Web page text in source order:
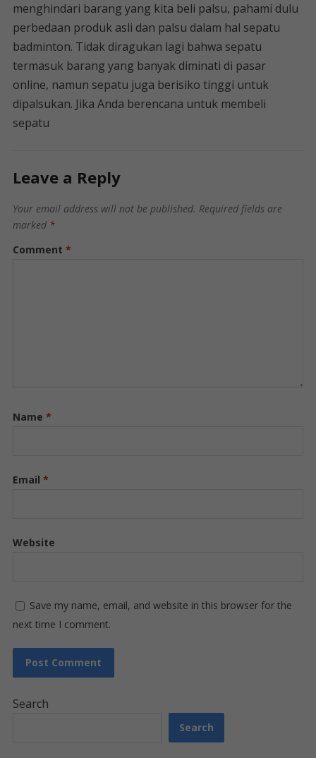
menghindari barang yang kita beli palsu, pahami dulu
perbedaan produk asli dan palsu dalam hal sepatu
badminton. Tidak diragukan lagi bahwa sepatu
termasuk barang yang banyak diminati di pasar
online, namun sepatu juga berisiko tinggi untuk
dipalsukan. Jika Anda berencana untuk membeli
sepatu
Leave a Reply
Your email address will not be published. Required fields are
marked *
Comment *
Name *
Email *
Website
Save my name, email, and website in this browser for the
next time I comment.
Search
Search